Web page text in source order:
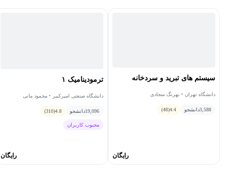
سیستم های تبرید و سردخانه
دانشگاه تهران • بهرنگ سجادی
3,588دانشجو 4.4
(48)
رایگان
ترمودینامیک ۱
دانشگاه صنعتی امیرکبیر • محمود مانی
19,096دانشجو 4.8
(310)
محبوب کاربران
رایگان